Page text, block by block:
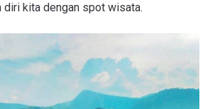
kita dengan spot wisata.